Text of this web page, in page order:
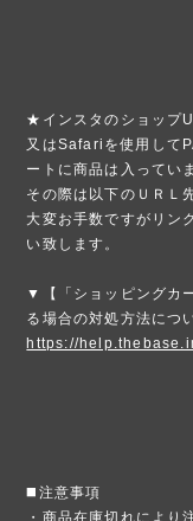
★インスタのショップ
又はSafariを使用して
ートに商品は入ってい
その際は以下のＵＲＬ
大変お手数ですがリン
い致します。
▼【「ショッピングカ
る場合の対処方法につ
https://
◼️注意事項
・商品在庫切れにより